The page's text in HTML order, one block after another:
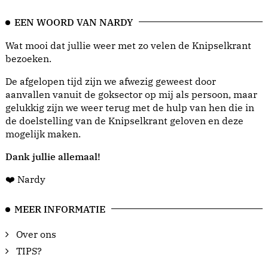
EEN WOORD VAN NARDY
Wat mooi dat jullie weer met zo velen de Knipselkrant
bezoeken.
De afgelopen tijd zijn we afwezig geweest door
aanvallen vanuit de goksector op mij als persoon, maar
gelukkig zijn we weer terug met de hulp van hen die in
de doelstelling van de Knipselkrant geloven en deze
mogelijk maken.
Dank jullie allemaal!
❤️ Nardy
MEER INFORMATIE
Over ons
TIPS?